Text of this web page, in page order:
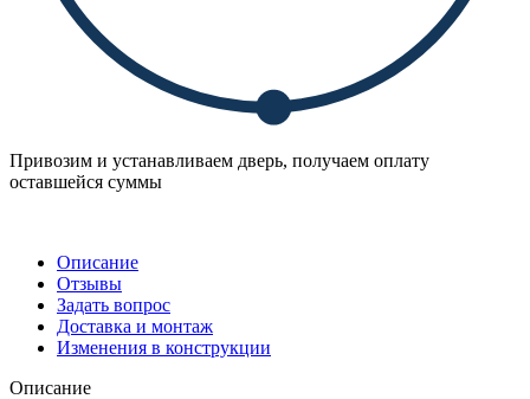
Привозим и устанавливаем дверь, получаем оплату
оставшейся суммы
Описание
Отзывы
Задать вопрос
Доставка и монтаж
Изменения в конструкции
Описание